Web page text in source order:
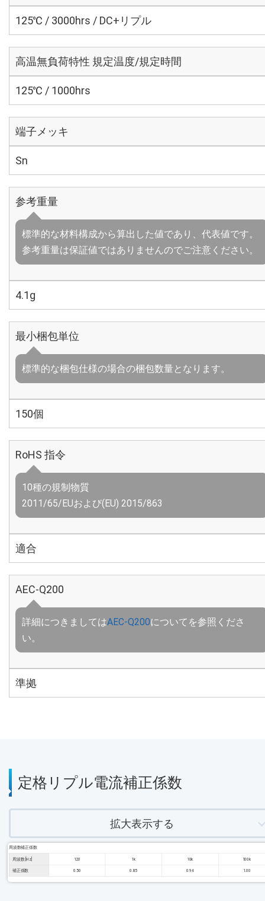
125℃ / 3000hrs / DC+リプル
高温無負荷特性 規定温度/規定時間
125℃ / 1000hrs
端子メッキ
Sn
参考重量
標準的な材料構成から算出した値であり、代表値です。
参考重量は保証値ではありませんのでご注意ください。
4.1g
最小梱包単位
標準的な梱包仕様の場合の梱包数量となります。
150個
RoHS 指令
10種の規制物質
2011/65/EUおよび(EU) 2015/863
適合
AEC-Q200
詳細につきましてはAEC-Q200についてを参照くださ
い。
準拠
定格リプル電流補正係数
拡大表示する
周波数補正係数
周波数 [Hz] 120 1k 10k 100k
補正係数 0.50 0.85 0.94 1.00